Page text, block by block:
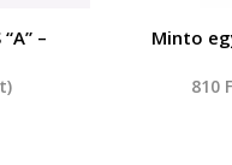
“A” –
)
Minto
810